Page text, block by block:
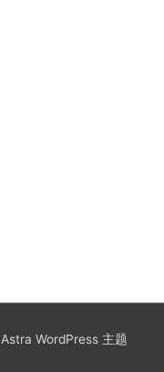
Astra WordPress 主题